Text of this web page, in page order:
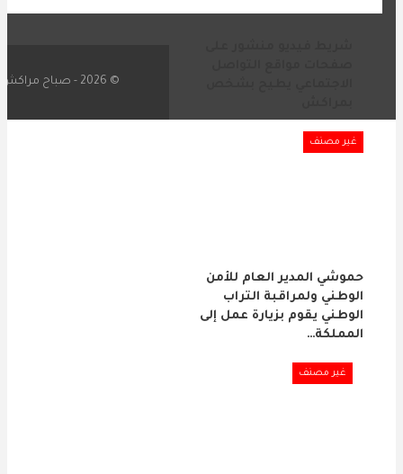
غير مصنف
حموشي المدير العام للأمن
الوطني ولمراقبة التراب
الوطني يقوم بزيارة عمل إلى
المملكة…
غير مصنف
© 2026 - صباح مراكش. جميع الحقوق محفوظة.